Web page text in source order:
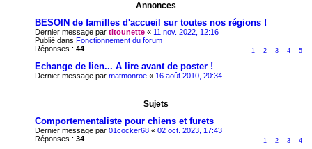
Annonces
BESOIN de familles d'accueil sur toutes nos régions !
Dernier message par titounette « 11 nov. 2022, 12:16
Publié dans Fonctionnement du forum
Réponses : 44 1 2 3 4 5
Echange de lien... A lire avant de poster !
Dernier message par matmonroe « 16 août 2010, 20:34
Sujets
Comportementaliste pour chiens et furets
Dernier message par 01cocker68 « 02 oct. 2023, 17:43
Réponses : 34 1 2 3 4